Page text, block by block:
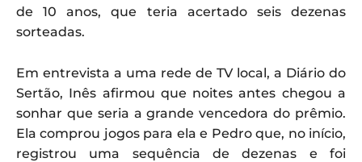
de 10 anos, que teria acertado seis dezenas
sorteadas.
Em entrevista a uma rede de TV local, a Diário do
Sertão, Inês afirmou que noites antes chegou a
sonhar que seria a grande vencedora do prêmio.
Ela comprou jogos para ela e Pedro que, no início,
registrou uma sequência de dezenas e foi